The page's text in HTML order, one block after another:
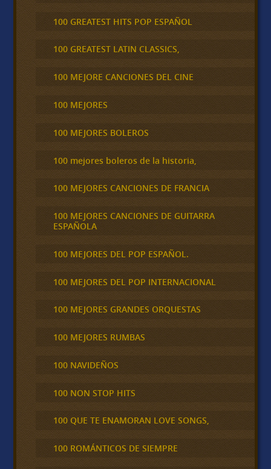
100 GREATEST HITS POP ESPAÑOL
100 GREATEST LATIN CLASSICS,
100 MEJORE CANCIONES DEL CINE
100 MEJORES
100 MEJORES BOLEROS
100 mejores boleros de la historia,
100 MEJORES CANCIONES DE FRANCIA
100 MEJORES CANCIONES DE GUITARRA
ESPAÑOLA
100 MEJORES DEL POP ESPAÑOL.
100 MEJORES DEL POP INTERNACIONAL
100 MEJORES GRANDES ORQUESTAS
100 MEJORES RUMBAS
100 NAVIDEÑOS
100 NON STOP HITS
100 QUE TE ENAMORAN LOVE SONGS,
100 ROMÁNTICOS DE SIEMPRE